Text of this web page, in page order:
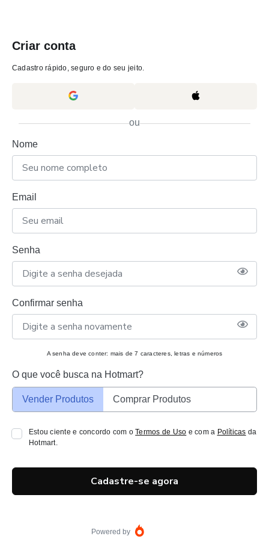
Criar conta
Cadastro rápido, seguro e do seu jeito.
ou
Nome
Email
Senha
Confirmar senha
A senha deve conter: mais de 7 caracteres, letras e números
O que você busca na Hotmart?
Vender Produtos Comprar Produtos
Estou ciente e concordo com oTermos de Uso e com a Políticas da
Hotmart.
Cadastre-se agora
Powered by